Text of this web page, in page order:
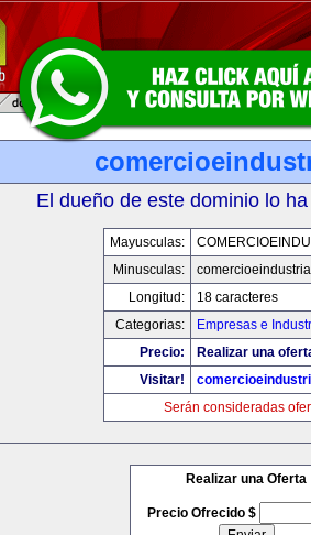
El dueño de este dominio lo
Mayusculas:
Minusculas:
Longitud:
18 caracteres
Categorias:
Empresas e
Precio:
Realizar una
Visitar!
Serán consideradas
Realizar una Oferta
Precio Ofrecido $